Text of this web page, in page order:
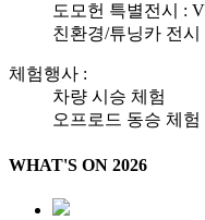
도모헌 특별전시 :
친환경/튜닝카 전시
체험행사 :
차량 시승 체험
오프로드 동승 체험
WHAT'S ON 2026